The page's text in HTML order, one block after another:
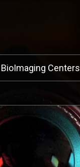
BioImaging Centers